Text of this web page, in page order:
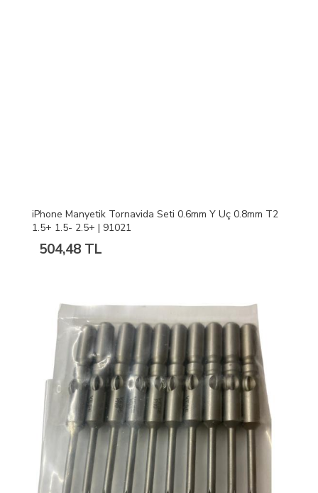
iPhone Manyetik Tornavida Seti 0.6mm Y Uç 0.8mm T2
1.5+ 1.5- 2.5+ | 91021
504,48 TL